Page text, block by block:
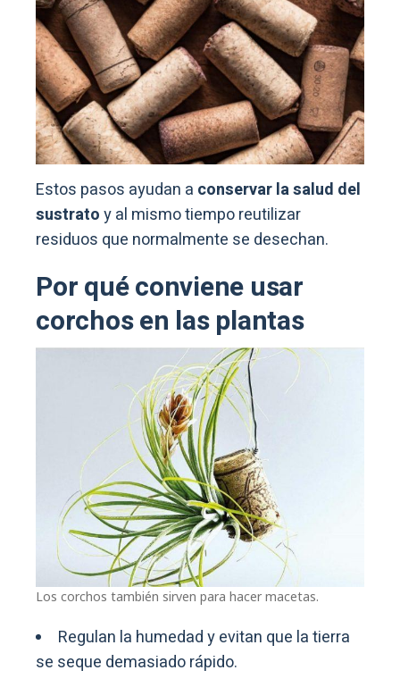
Estos pasos ayudan a conservar la salud del
sustratoy al mismo tiempo reutilizar
residuos que normalmente se desechan.
Por qué conviene usar
corchos en las plantas
Los corchos también sirven para hacer macetas.
Regulan la humedad y evitan que la tierra
se seque demasiado rápido.